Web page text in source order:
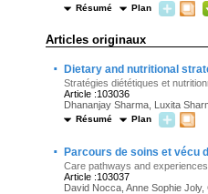
Résumé Plan
Articles originaux
· Dietary and nutritional
Stratégies diététiques et
Article :103036
Dhananjay Sharma, Luxita
Résumé Plan
· Parcours de soins et vécu
Care pathways and
Article :103037
David Nocca, Anne Sophie